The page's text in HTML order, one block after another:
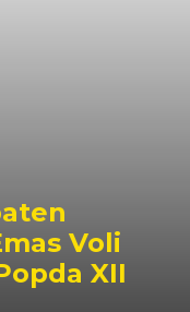
Voli
XII